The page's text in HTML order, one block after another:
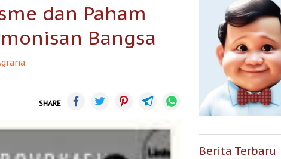
dan Paham
Bangsa
SHARE
Berita Terbaru